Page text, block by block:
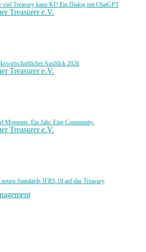
viel Treasury kann KI? Ein Dialog mit ChatGPT
Treasurer e.V.
Ausblick 2026
Treasurer e.V.
Momente. Ein Jahr. Eine Community.
Treasurer e.V.
Standards IFRS 18 auf das Treasury